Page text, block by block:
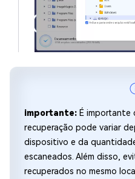
importante: É importante
recuperação pode variar
dispositivo e da
escaneados. Além disso,
recuperados no mesmo